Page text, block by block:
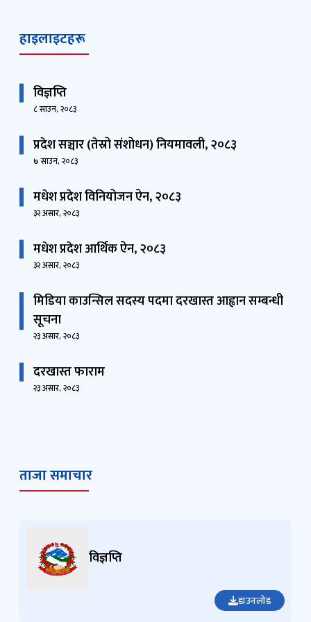
हाइलाइटहरू
विज्ञप्ति
८ साउन, २०८३
प्रदेश सञ्चार (तेस्रो संशोधन) नियमावली, २०८३
७ साउन, २०८३
मधेश प्रदेश विनियोजन ऐन, २०८३
३२ असार, २०८३
मधेश प्रदेश आर्थिक ऐन, २०८३
३२ असार, २०८३
मिडिया काउन्सिल सदस्य पदमा दरखास्त आह्वान सम्बन्धी
सूचना
२३ असार, २०८३
दरखास्त फाराम
२३ असार, २०८३
ताजा समाचार
विज्ञप्ति
डाउनलोड